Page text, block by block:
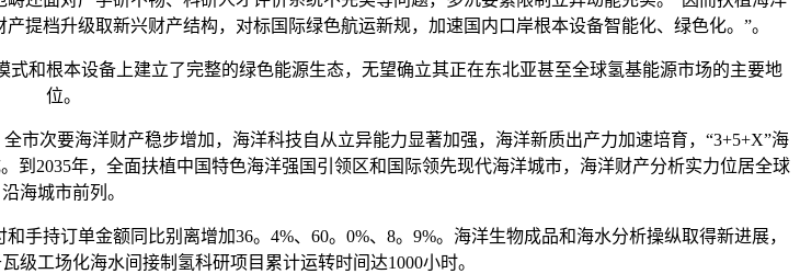
提档升级取新兴财产结构，对标国际绿色航运新规，加速国内口岸根本设备智能化、绿色化。”。
根本设备上建立了完整的绿色能源生态，无望确立其正在东北亚甚至全球氢基能源市场的主要地
位。
次要海洋财产稳步增加，海洋科技自从立异能力显著加强，海洋新质出产力加速培育，“3+5+X”海
2035年，全面扶植中国特色海洋强国引领区和国际领先现代海洋城市，海洋财产分析实力位居全球
沿海城市前列。
订单金额同比别离增加36。4%、60。0%、8。9%。海洋生物成品和海水分析操纵取得新进展，
级工场化海水间接制氢科研项目累计运转时间达1000小时。